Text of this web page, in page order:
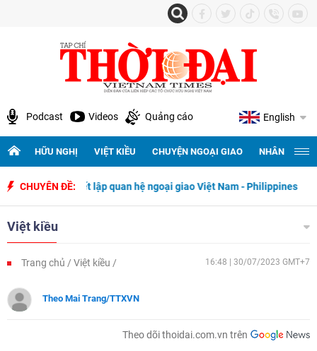
Podcast Videos Quảng cáo English
HỮU NGHỊ VIỆT KIỀU CHUYỆN NGOẠI GIAO NHÂN
CHUYÊN ĐỀ:
thiết lập quan hệ ngoại giao Việt Nam - Philippines 500 ngày
Việt kiều
Trang chủ Việt kiều 16:48 | 30/07/2023 GMT+7
Theo Mai Trang/TTXVN
Theo dõi thoidai.com.vn trên